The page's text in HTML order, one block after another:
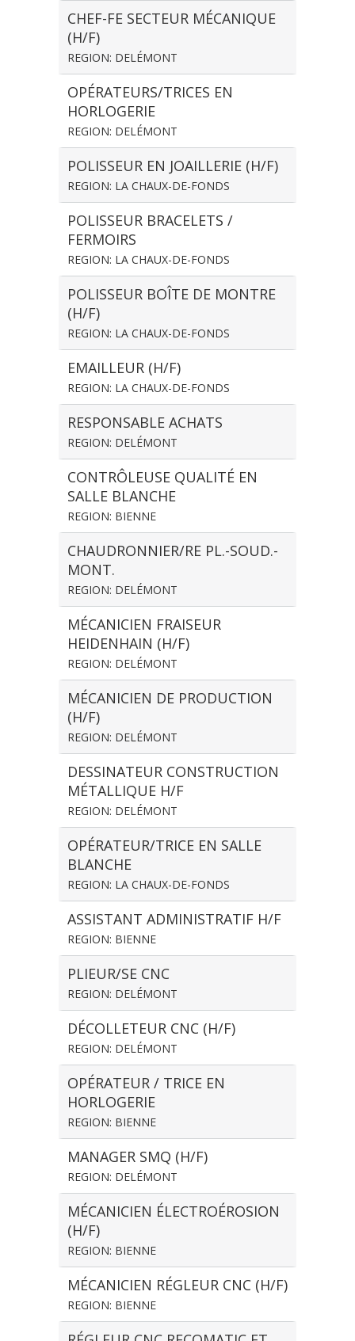
CHEF-FE SECTEUR MÉCANIQUE
(H/F)
REGION: DELÉMONT
OPÉRATEURS/TRICES EN
HORLOGERIE
REGION: DELÉMONT
POLISSEUR EN JOAILLERIE (H/F)
REGION: LA CHAUX-DE-FONDS
POLISSEUR BRACELETS /
FERMOIRS
REGION: LA CHAUX-DE-FONDS
POLISSEUR BOÎTE DE MONTRE
(H/F)
REGION: LA CHAUX-DE-FONDS
EMAILLEUR (H/F)
REGION: LA CHAUX-DE-FONDS
RESPONSABLE ACHATS
REGION: DELÉMONT
CONTRÔLEUSE QUALITÉ EN
SALLE BLANCHE
REGION: BIENNE
CHAUDRONNIER/RE PL.-SOUD.-
MONT.
REGION: DELÉMONT
MÉCANICIEN FRAISEUR
HEIDENHAIN (H/F)
REGION: DELÉMONT
MÉCANICIEN DE PRODUCTION
(H/F)
REGION: DELÉMONT
DESSINATEUR CONSTRUCTION
MÉTALLIQUE H/F
REGION: DELÉMONT
OPÉRATEUR/TRICE EN SALLE
BLANCHE
REGION: LA CHAUX-DE-FONDS
ASSISTANT ADMINISTRATIF H/F
REGION: BIENNE
PLIEUR/SE CNC
REGION: DELÉMONT
DÉCOLLETEUR CNC (H/F)
REGION: DELÉMONT
OPÉRATEUR / TRICE EN
HORLOGERIE
REGION: BIENNE
MANAGER SMQ (H/F)
REGION: DELÉMONT
MÉCANICIEN ÉLECTROÉROSION
(H/F)
REGION: BIENNE
MÉCANICIEN RÉGLEUR CNC (H/F)
REGION: BIENNE